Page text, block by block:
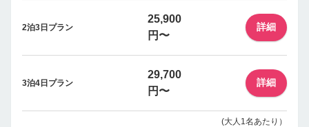
2泊3日プラン
25,900
円〜
詳細
3泊4日プラン
29,700
円〜
詳細
(大人1名あたり）